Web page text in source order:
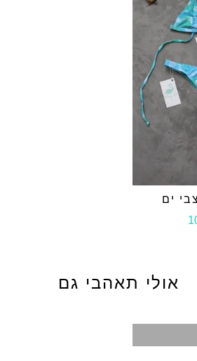
ים
אולי תאהבי גם